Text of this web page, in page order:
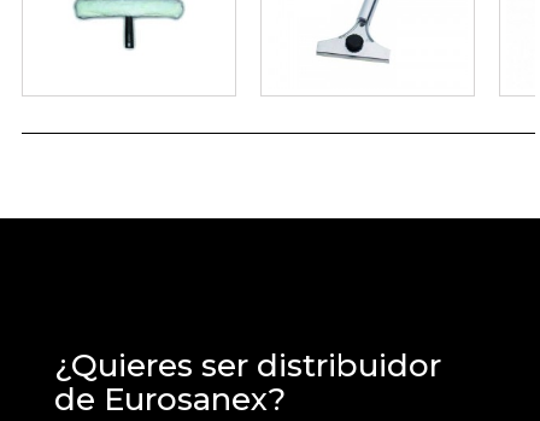
¿Quieres ser distribuidor
de Eurosanex?